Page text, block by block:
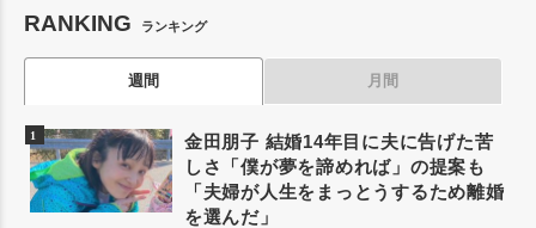
RANKING ランキング
週間 月間
金田朋子 結婚14年目に夫に告げた苦
しさ「僕が夢を諦めれば」の提案も
「夫婦が人生をまっとうするため離婚
を選んだ」